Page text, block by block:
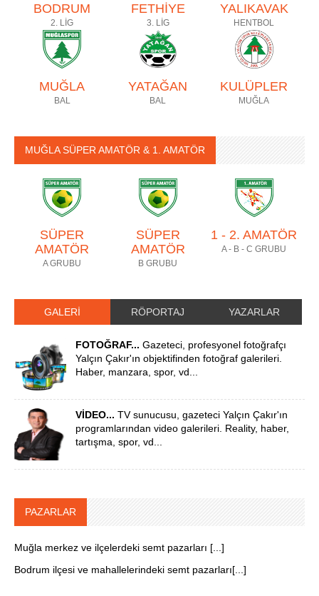
BODRUM
2. LİG
FETHİYE
3. LİG
YALIKAVAK
HENTBOL
MUĞLA
BAL
YATAĞAN
BAL
KULÜPLER
MUĞLA
MUĞLA SÜPER AMATÖR & 1. AMATÖR
SÜPER
AMATÖR
A GRUBU
SÜPER
AMATÖR
B GRUBU
1 - 2. AMATÖR
A - B - C GRUBU
GALERİ RÖPORTAJ YAZARLAR
FOTOĞRAF... Gazeteci, profesyonel fotoğrafçı
Yalçın Çakır'ın objektifinden fotoğraf galerileri.
Haber, manzara, spor, vd...
VİDEO... TV sunucusu, gazeteci Yalçın Çakır'ın
programlarından video galerileri. Reality, haber,
tartışma, spor, vd...
PAZARLAR
Muğla merkez ve ilçelerdeki semt pazarları [...]
Bodrum ilçesi ve mahallelerindeki semt pazarları[...]